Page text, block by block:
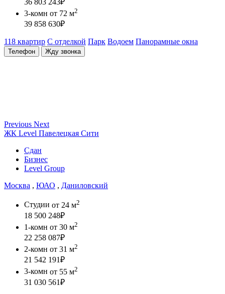
36 803 243₽
3-комн от 72 м2
39 858 630₽
118 квартир С отделкой Парк Водоем Панорамные окна
Телефон Жду звонка
Previous Next
ЖК Level Павелецкая Сити
Сдан
Бизнес
Level Group
Москва , ЮАО , Даниловский
Студии от 24 м2
18 500 248₽
1-комн от 30 м2
22 258 087₽
2-комн от 31 м2
21 542 191₽
3-комн от 55 м2
31 030 561₽